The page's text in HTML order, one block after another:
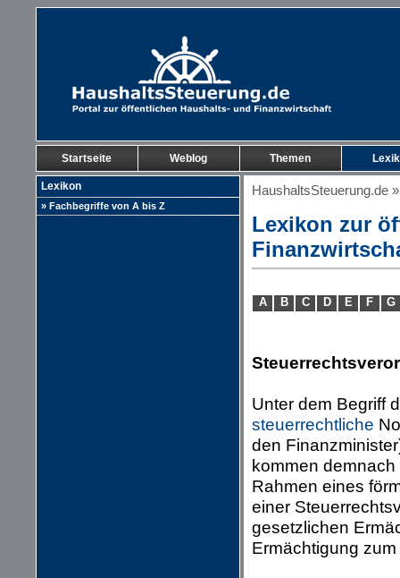
Startseite Weblog Themen
Lexikon
» Fachbegriffe von A bis Z
HaushaltsSteuerung.de
Lexikon zur
A B C D E F G
Unter dem Begriff
steuerrechtliche
den
kommen
Rahmen eines
einer
gesetzlichen
Ermächtigung